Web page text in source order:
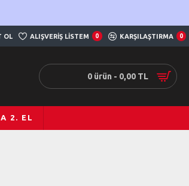
OL ALIŞVERIŞ LISTEM 0 KARŞILAŞTIRMA 0
0 ürün - 0,00 TL
2. EL